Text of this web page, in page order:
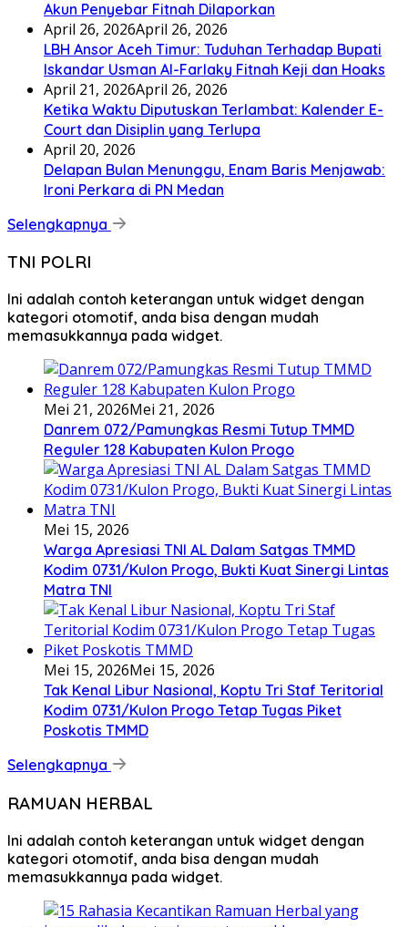
Akun Penyebar Fitnah Dilaporkan
April 26, 2026April 26, 2026
LBH Ansor Aceh Timur: Tuduhan Terhadap Bupati
Iskandar Usman Al-Farlaky Fitnah Keji dan Hoaks
April 21, 2026April 26, 2026
Ketika Waktu Diputuskan Terlambat: Kalender E-
Court dan Disiplin yang Terlupa
April 20, 2026
Delapan Bulan Menunggu, Enam Baris Menjawab:
Ironi Perkara di PN Medan
Selengkapnya
TNI POLRI
Ini adalah contoh keterangan untuk widget dengan
kategori otomotif, anda bisa dengan mudah
memasukkannya pada widget.
Mei 21, 2026Mei 21, 2026
Danrem 072/Pamungkas Resmi Tutup TMMD
Reguler 128 Kabupaten Kulon Progo
Mei 15, 2026
Warga Apresiasi TNI AL Dalam Satgas TMMD
Kodim 0731/Kulon Progo, Bukti Kuat Sinergi Lintas
Matra TNI
Mei 15, 2026Mei 15, 2026
Tak Kenal Libur Nasional, Koptu Tri Staf Teritorial
Kodim 0731/Kulon Progo Tetap Tugas Piket
Poskotis TMMD
Selengkapnya
RAMUAN HERBAL
Ini adalah contoh keterangan untuk widget dengan
kategori otomotif, anda bisa dengan mudah
memasukkannya pada widget.